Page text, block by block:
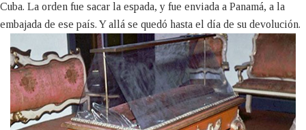
Cuba. La orden fue sacar la espada, y fue enviada a Panamá, a la
embajada de ese país. Y allá se quedó hasta el día de su devolución.